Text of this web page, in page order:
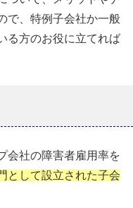
で、特例子会社か一般
る方のお役に立てれば
会社の障害者雇用率を
として設立された子会